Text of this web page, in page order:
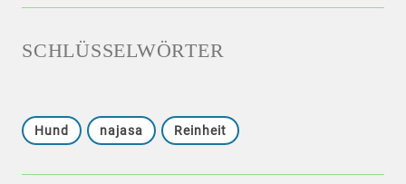
SCHLÜSSELWÖRTER
Hund najasa Reinheit